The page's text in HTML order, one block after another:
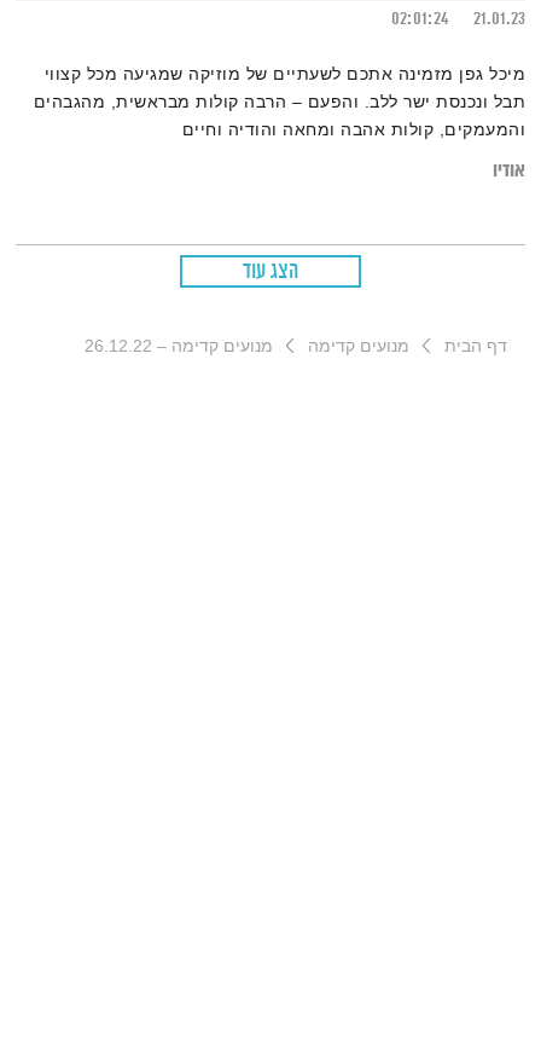
21.01.23
02:01:24
מיכל גפן מזמינה אתכם לשעתיים של מוזיקה שמגיעה מכל קצווי
תבל ונכנסת ישר ללב. והפעם – הרבה קולות מבראשית, מהגבהים
והמעמקים, קולות אהבה ומחאה והודיה וחיים
אודיו
הצג עוד
דף הבית מנועים קדימה מנועים קדימה – 26.12.22